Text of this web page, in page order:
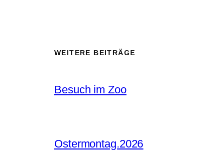
WEITERE BEITRÄGE
Besuch im Zoo
Ostermontag.2026